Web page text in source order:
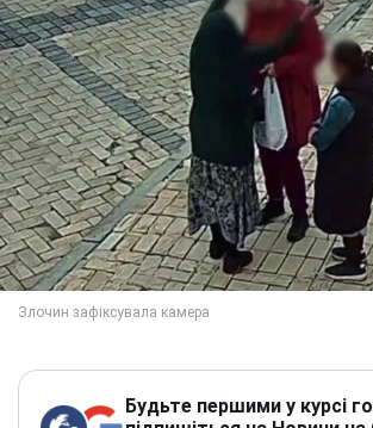
Будьте першими у курсі